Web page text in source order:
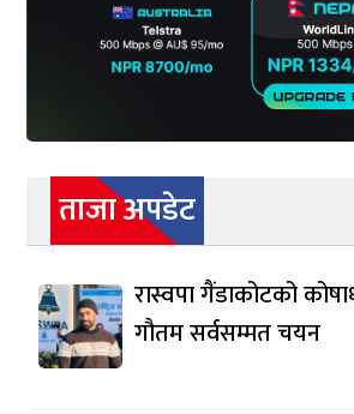
ताजा अपडेट
रास्वपा गैंडाकोटको
गौतम सर्वसम्मत चयन